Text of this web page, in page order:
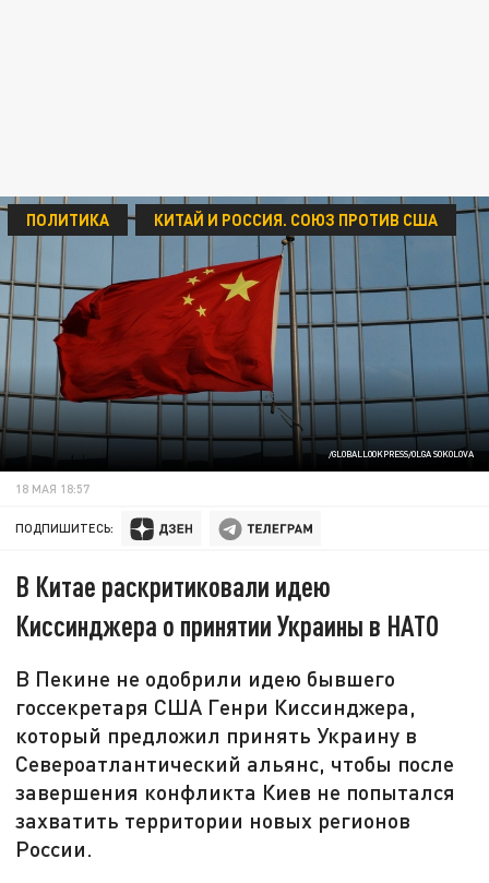
/GLOBALLOOKPRESS/OLGA SOKOLOVA
ПОЛИТИКА КИТАЙ И РОССИЯ. СОЮЗ ПРОТИВ США
18 МАЯ 18:57
ПОДПИШИТЕСЬ:
В Китае раскритиковали идею
Киссинджера о принятии Украины в НАТО
В Пекине не одобрили идею бывшего
госсекретаря США Генри Киссинджера,
который предложил принять Украину в
Североатлантический альянс, чтобы после
завершения конфликта Киев не попытался
захватить территории новых регионов
России.